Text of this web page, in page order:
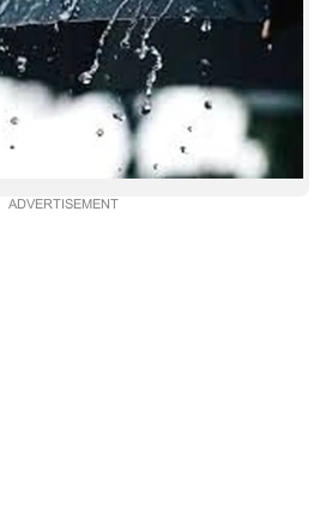
ADVERTISEMENT